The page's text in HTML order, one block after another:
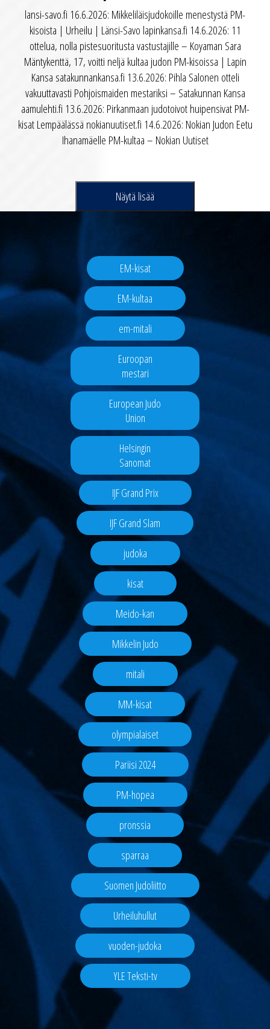
lansi-savo.fi 16.6.2026: Mikkeliläisjudokoille menestystä PM-
kisoista | Urheilu | Länsi-Savo lapinkansa.fi 14.6.2026: 11
ottelua, nolla pistesuoritusta vastustajille – Koyaman Sara
Mäntykenttä, 17, voitti neljä kultaa judon PM-kisoissa | Lapin
Kansa satakunnankansa.fi 13.6.2026: Pihla Salonen otteli
vakuuttavasti Pohjoismaiden mestariksi – Satakunnan Kansa
aamulehti.fi 13.6.2026: Pirkanmaan judotoivot huipensivat PM-
kisat Lempäälässä nokianuutiset.fi 14.6.2026: Nokian Judon Eetu
Ihanamäelle PM-kultaa – Nokian Uutiset
Näytä lisää
EM-kisat
EM-kultaa
em-mitali
Euroopan
mestari
European Judo
Union
Helsingin
Sanomat
IJF Grand Prix
IJF Grand Slam
judoka
kisat
Meido-kan
Mikkelin Judo
mitali
MM-kisat
olympialaiset
Pariisi 2024
PM-hopea
pronssia
sparraa
Suomen Judoliitto
Urheiluhullut
vuoden-judoka
YLE Teksti-tv